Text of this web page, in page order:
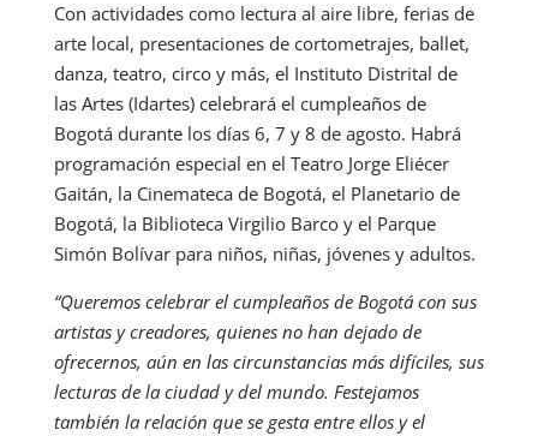
Con actividades como lectura al aire libre, ferias de
arte local, presentaciones de cortometrajes, ballet,
danza, teatro, circo y más, el Instituto Distrital de
las Artes (Idartes) celebrará el cumpleaños de
Bogotá durante los días 6, 7 y 8 de agosto. Habrá
programación especial en el Teatro Jorge Eliécer
Gaitán, la Cinemateca de Bogotá, el Planetario de
Bogotá, la Biblioteca Virgilio Barco y el Parque
Simón Bolívar para niños, niñas, jóvenes y adultos.
“Queremos celebrar el cumpleaños de Bogotá con sus
artistas y creadores, quienes no han dejado de
ofrecernos, aún en las circunstancias más difíciles, sus
lecturas de la ciudad y del mundo. Festejamos
también la relación que se gesta entre ellos y el